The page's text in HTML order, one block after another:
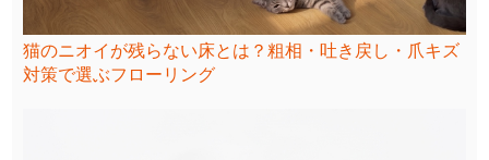
猫のニオイが残らない床とは？粗相・吐き戻し・爪キズ
対策で選ぶフローリング